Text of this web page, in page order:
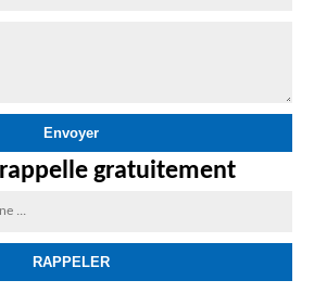
gratuitement